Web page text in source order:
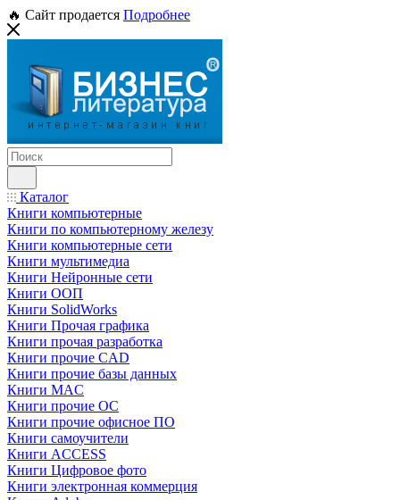
🔥 Сайт продается Подробнее
Каталог
Книги компьютерные
Книги по компьютерному железу
Книги компьютерные сети
Книги мультимедиа
Книги Нейронные сети
Книги ООП
Книги SolidWorks
Книги Прочая графика
Книги прочая разработка
Книги прочие CAD
Книги прочие базы данных
Книги MAC
Книги прочие ОС
Книги прочие офисное ПО
Книги самоучители
Книги ACCESS
Книги Цифровое фото
Книги электронная коммерция